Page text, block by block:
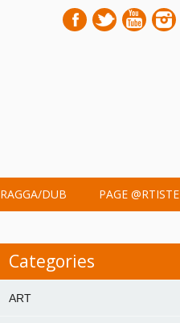
RAGGA/DUB PAGE @RTISTE
Categories
ART